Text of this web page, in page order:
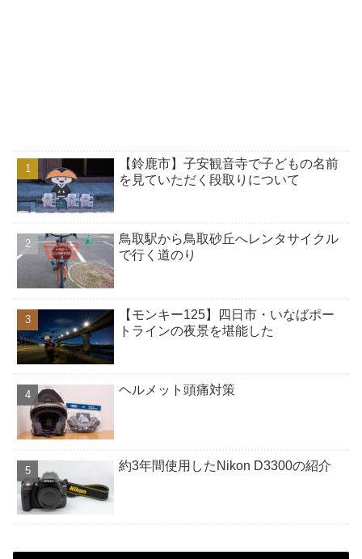
【鈴鹿市】子安観音寺で子どもの名前
を見ていただく段取りについて
鳥取駅から鳥取砂丘へレンタサイクル
で行く道のり
【モンキー125】四日市・いなばポー
トラインの夜景を堪能した
ヘルメット頭痛対策
約3年間使用したNikon D3300の紹介